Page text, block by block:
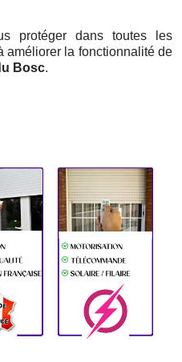
protéger dans toutes les
améliorer la fonctionnalité de
Bosc.